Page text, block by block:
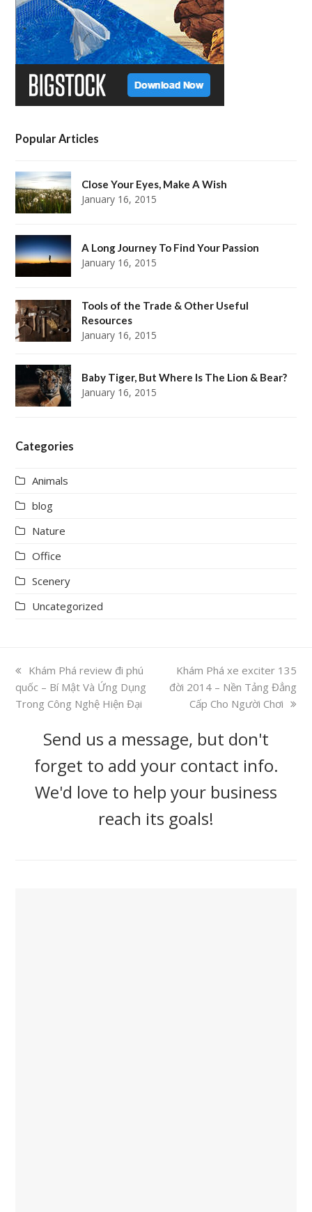
k
a
m
s
t
Popular Articles
Close Your Eyes, Make A Wish
January 16, 2015
A Long Journey To Find Your Passion
January 16, 2015
Tools of the Trade & Other Useful
Resources
January 16, 2015
Baby Tiger, But Where Is The Lion & Bear?
January 16, 2015
Categories
Animals
blog
Nature
Office
Scenery
Uncategorized
previous
post:
Khám Phá review đi phú
quốc – Bí Mật Và Ứng Dụng
Trong Công Nghệ Hiện Đại
next
post:
Khám Phá xe exciter 135
đời 2014 – Nền Tảng Đẳng
Cấp Cho Người Chơi
Send us a message, but don't
forget to add your contact info.
We'd love to help your business
reach its goals!